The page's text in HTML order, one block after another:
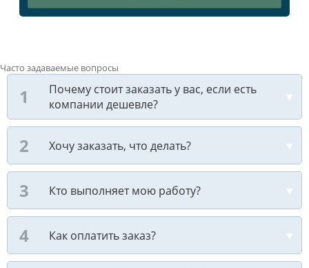
Часто задаваемые вопросы
Почему стоит заказать у вас, если есть
компании дешевле?
Хочу заказать, что делать?
Кто выполняет мою работу?
Как оплатить заказ?